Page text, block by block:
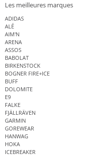
Les meilleures marques
ADIDAS
ALÉ
AIM'N
ARENA
ASSOS
BABOLAT
BIRKENSTOCK
BOGNER FIRE+ICE
BUFF
DOLOMITE
E9
FALKE
FJÄLLRÄVEN
GARMIN
GOREWEAR
HANWAG
HOKA
ICEBREAKER